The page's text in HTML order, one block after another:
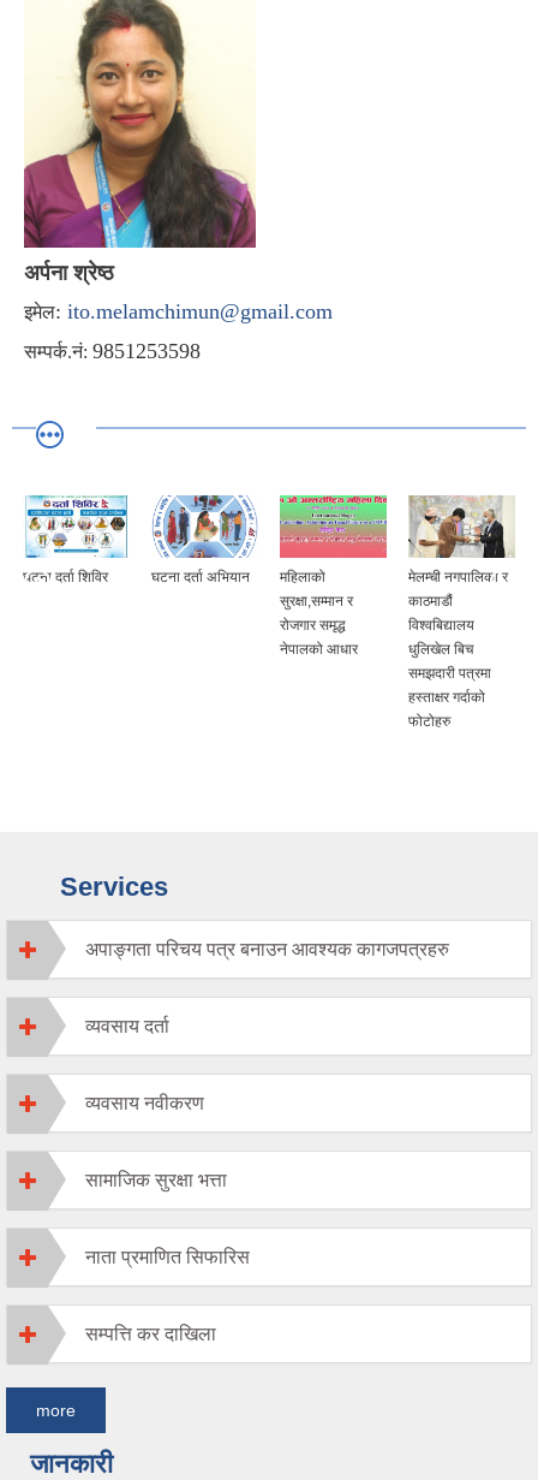
अर्पना श्रेष्ठ
इमेल: ito.melamchimun@gmail.com
सम्पर्क.नं: 9851253598
घटना दर्ता शिविर घटना दर्ता अभियान
महिलाको
सुरक्षा,सम्मान र
रोजगार समृद्ध
नेपालको आधार
मेलम्ची नगपालिका र
काठमाडौं
विश्वबिद्यालय
धुलिखेल बिच
समझदारी पत्रमा
हस्ताक्षर गर्दाको
फोटोहरु
Services
अपाङ्गता परिचय पत्र बनाउन आवश्यक कागजपत्रहरु
व्यवसाय दर्ता
व्यवसाय नवीकरण
सामाजिक सुरक्षा भत्ता
नाता प्रमाणित सिफारिस
सम्पत्ति कर दाखिला
more
जानकारी